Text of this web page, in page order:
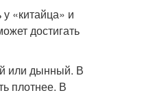
«китайца» и
достигать
или дынный. В
плотнее. В